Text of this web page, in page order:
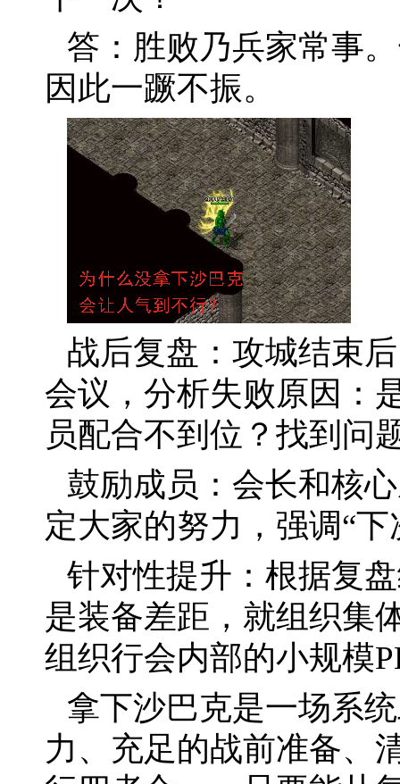
答：胜败乃兵家常事
因此一蹶不振。
战后复盘：攻城结束
会议，分析失败原因：
员配合不到位？找到问
鼓励成员：会长和核
定大家的努力，强调“
针对性提升：根据复
是装备差距，就组织集
组织行会内部的小规模
拿下沙巴克是一场系
力、充足的战前准备、